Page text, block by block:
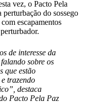
vez, o Pacto Pela
do sossego
escapamentos
de interesse da
sobre os
que estão
trazendo
destaca
Pacto Pela Paz